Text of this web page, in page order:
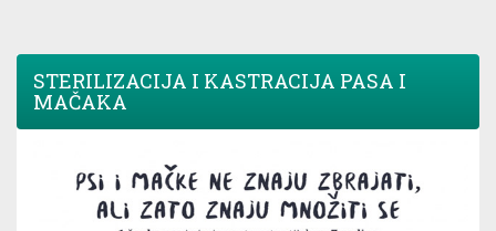
STERILIZACIJA I KASTRACIJA PASA I
MAČAKA